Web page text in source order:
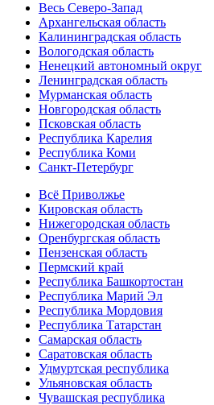
Весь Северо-Запад
Архангельская область
Калининградская область
Вологодская область
Ненецкий автономный округ
Ленинградская область
Мурманская область
Новгородская область
Псковская область
Республика Карелия
Республика Коми
Санкт-Петербург
Всё Приволжье
Кировская область
Нижегородская область
Оренбургская область
Пензенская область
Пермский край
Республика Башкортостан
Республика Марий Эл
Республика Мордовия
Республика Татарстан
Самарская область
Саратовская область
Удмуртская республика
Ульяновская область
Чувашская республика